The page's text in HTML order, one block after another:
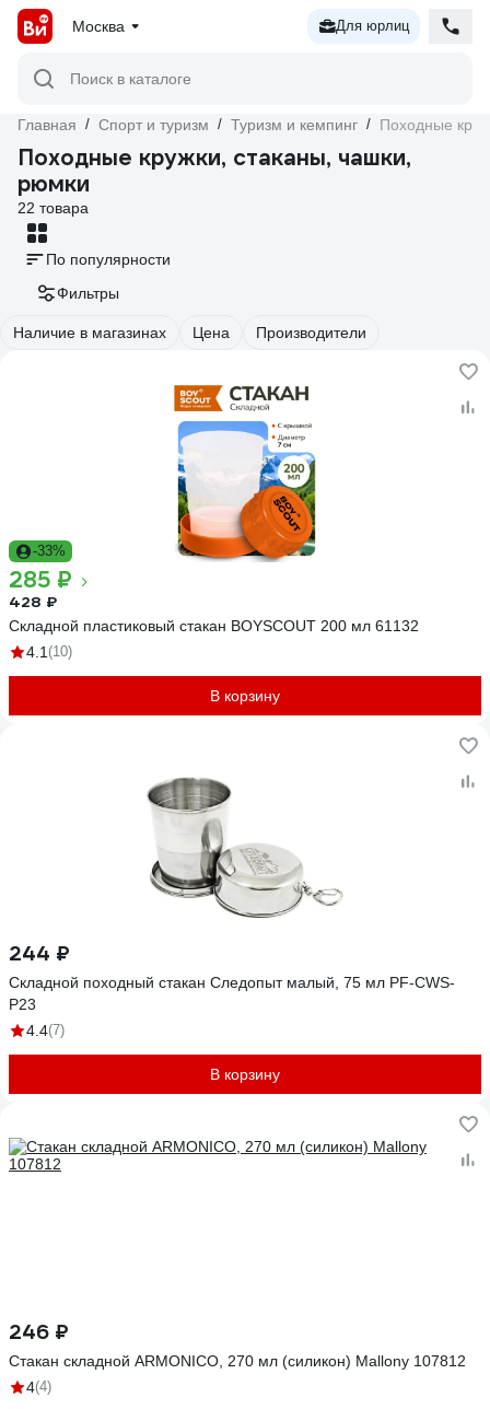
Москва Для юрлиц
Поиск в каталоге
Главная / Спорт и туризм / Туризм и кемпинг / Походные
Походные кружки, стаканы, чашки,
рюмки
22 товара
По популярности
Фильтры
Наличие в магазинах Цена Производители
-33%
285 ₽
428 ₽
Складной пластиковый стакан BOYSCOUT 200 мл 61132
4.1 (10)
В корзину
244 ₽
Складной походный стакан Следопыт малый, 75 мл PF-CWS-
P23
4.4(7)
В корзину
246 ₽
Стакан складной ARMONICO, 270 мл (силикон) Mallony 107812
4(4)